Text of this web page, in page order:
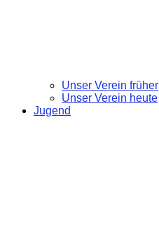
Unser Verein früher
Unser Verein heute
Jugend